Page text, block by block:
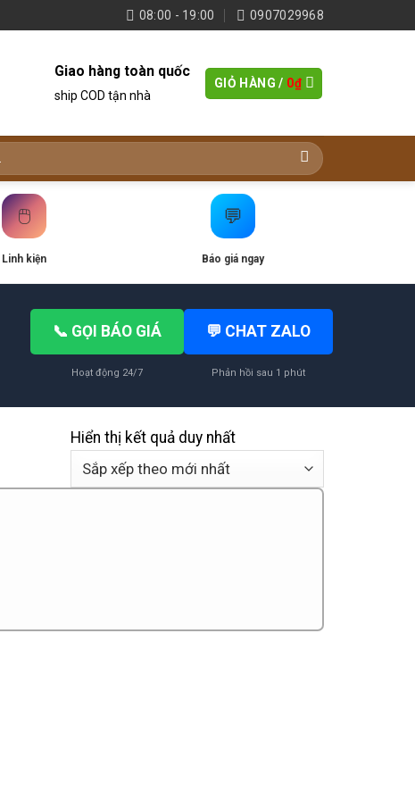
08:00 - 19:00 0907029968
Giao hàng toàn quốc
ship COD tận nhà
GIỎ HÀNG / 0₫
🖱️
Linh kiện
💬
Báo giá ngay
📞 GỌI BÁO GIÁ
Hoạt động 24/7
💬 CHAT ZALO
Phản hồi sau 1 phút
Hiển thị kết quả duy nhất